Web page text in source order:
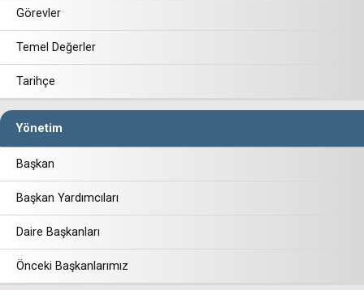
Görevler
Temel Değerler
Tarihçe
Yönetim
Başkan
Başkan Yardımcıları
Daire Başkanları
Önceki Başkanlarımız